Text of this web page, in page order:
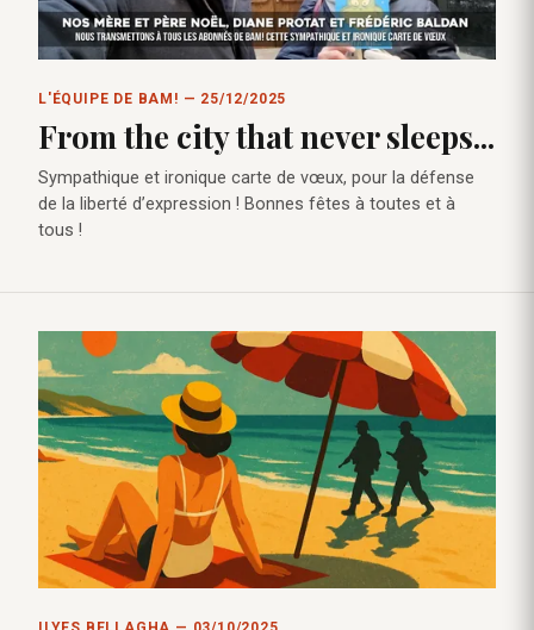
L'ÉQUIPE DE BAM! — 25/12/2025
From the city that never sleeps...
Sympathique et ironique carte de vœux, pour la défense
de la liberté d’expression ! Bonnes fêtes à toutes et à
tous !